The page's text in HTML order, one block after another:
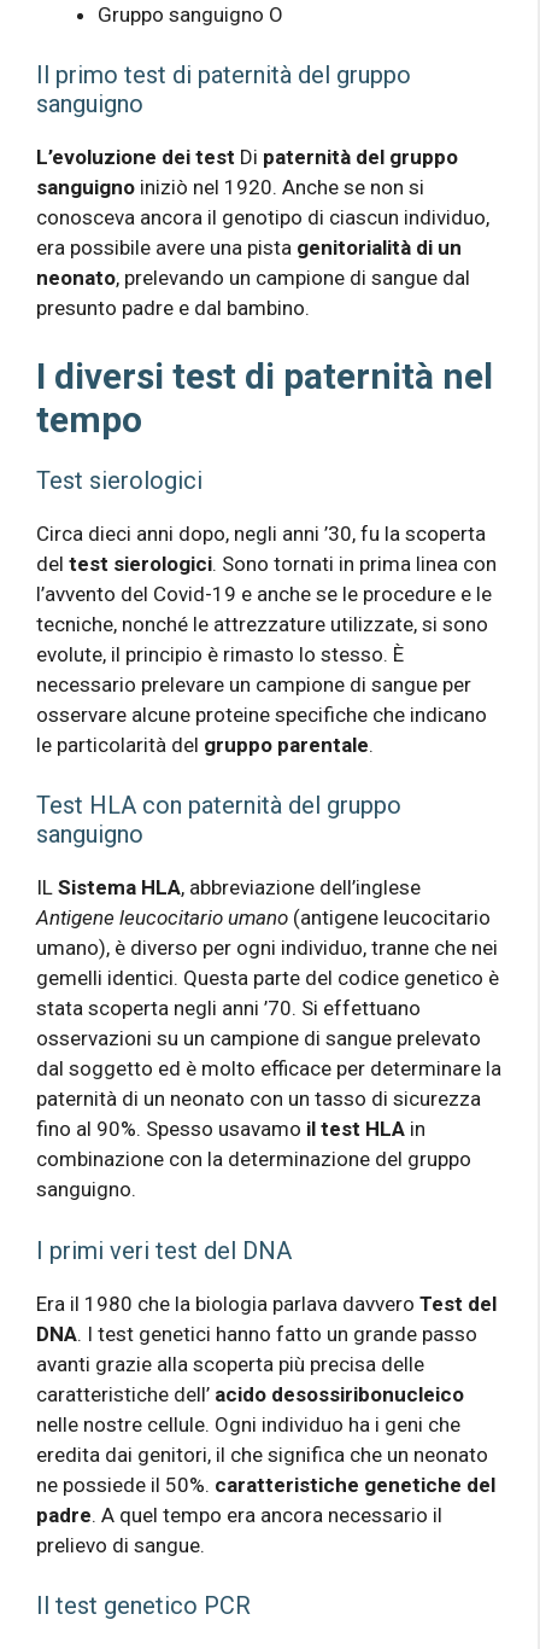
Gruppo sanguigno O
Il primo test di paternità del gruppo
sanguigno
L’evoluzione dei test Di paternità del gruppo
sanguigno iniziò nel 1920. Anche se non si
conosceva ancora il genotipo di ciascun individuo,
era possibile avere una pista genitorialità di un
neonato, prelevando un campione di sangue dal
presunto padre e dal bambino.
I diversi test di paternità nel
tempo
Test sierologici
Circa dieci anni dopo, negli anni ’30, fu la scoperta
del test sierologici. Sono tornati in prima linea con
l’avvento del Covid-19 e anche se le procedure e le
tecniche, nonché le attrezzature utilizzate, si sono
evolute, il principio è rimasto lo stesso. È
necessario prelevare un campione di sangue per
osservare alcune proteine ​​specifiche che indicano
le particolarità del gruppo parentale.
Test HLA con paternità del gruppo
sanguigno
IL Sistema HLA, abbreviazione dell’inglese
Antigene leucocitario umano (antigene leucocitario
umano), è diverso per ogni individuo, tranne che nei
gemelli identici. Questa parte del codice genetico è
stata scoperta negli anni ’70. Si effettuano
osservazioni su un campione di sangue prelevato
dal soggetto ed è molto efficace per determinare la
paternità di un neonato con un tasso di sicurezza
fino al 90%. Spesso usavamo il test HLA in
combinazione con la determinazione del gruppo
sanguigno.
I primi veri test del DNA
Era il 1980 che la biologia parlava davvero Test del
DNA. I test genetici hanno fatto un grande passo
avanti grazie alla scoperta più precisa delle
caratteristiche dell’ acido desossiribonucleico
nelle nostre cellule. Ogni individuo ha i geni che
eredita dai genitori, il che significa che un neonato
ne possiede il 50%. caratteristiche genetiche del
padre. A quel tempo era ancora necessario il
prelievo di sangue.
Il test genetico PCR